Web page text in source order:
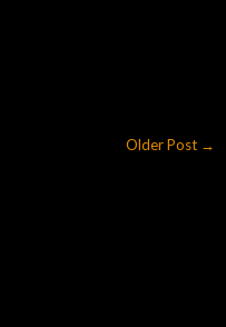
Older Post →